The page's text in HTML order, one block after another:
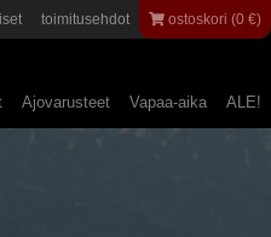
toimitusehdot ostoskori (0 €)
Ajovarusteet Vapaa-aika ALE!